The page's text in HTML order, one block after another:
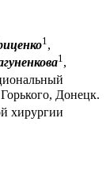
1 ,
1,
Донецк.
хирургии